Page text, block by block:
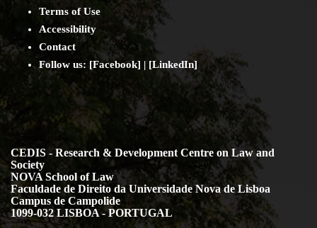
Terms of Use
Accessibility
Contact
Follow us: [Facebook] | [LinkedIn]
CEDIS - Research & Development Centre on Law and
Society
NOVA School of Law
Faculdade de Direito da Universidade Nova de Lisboa
Campus de Campolide
1099-032 LISBOA - PORTUGAL